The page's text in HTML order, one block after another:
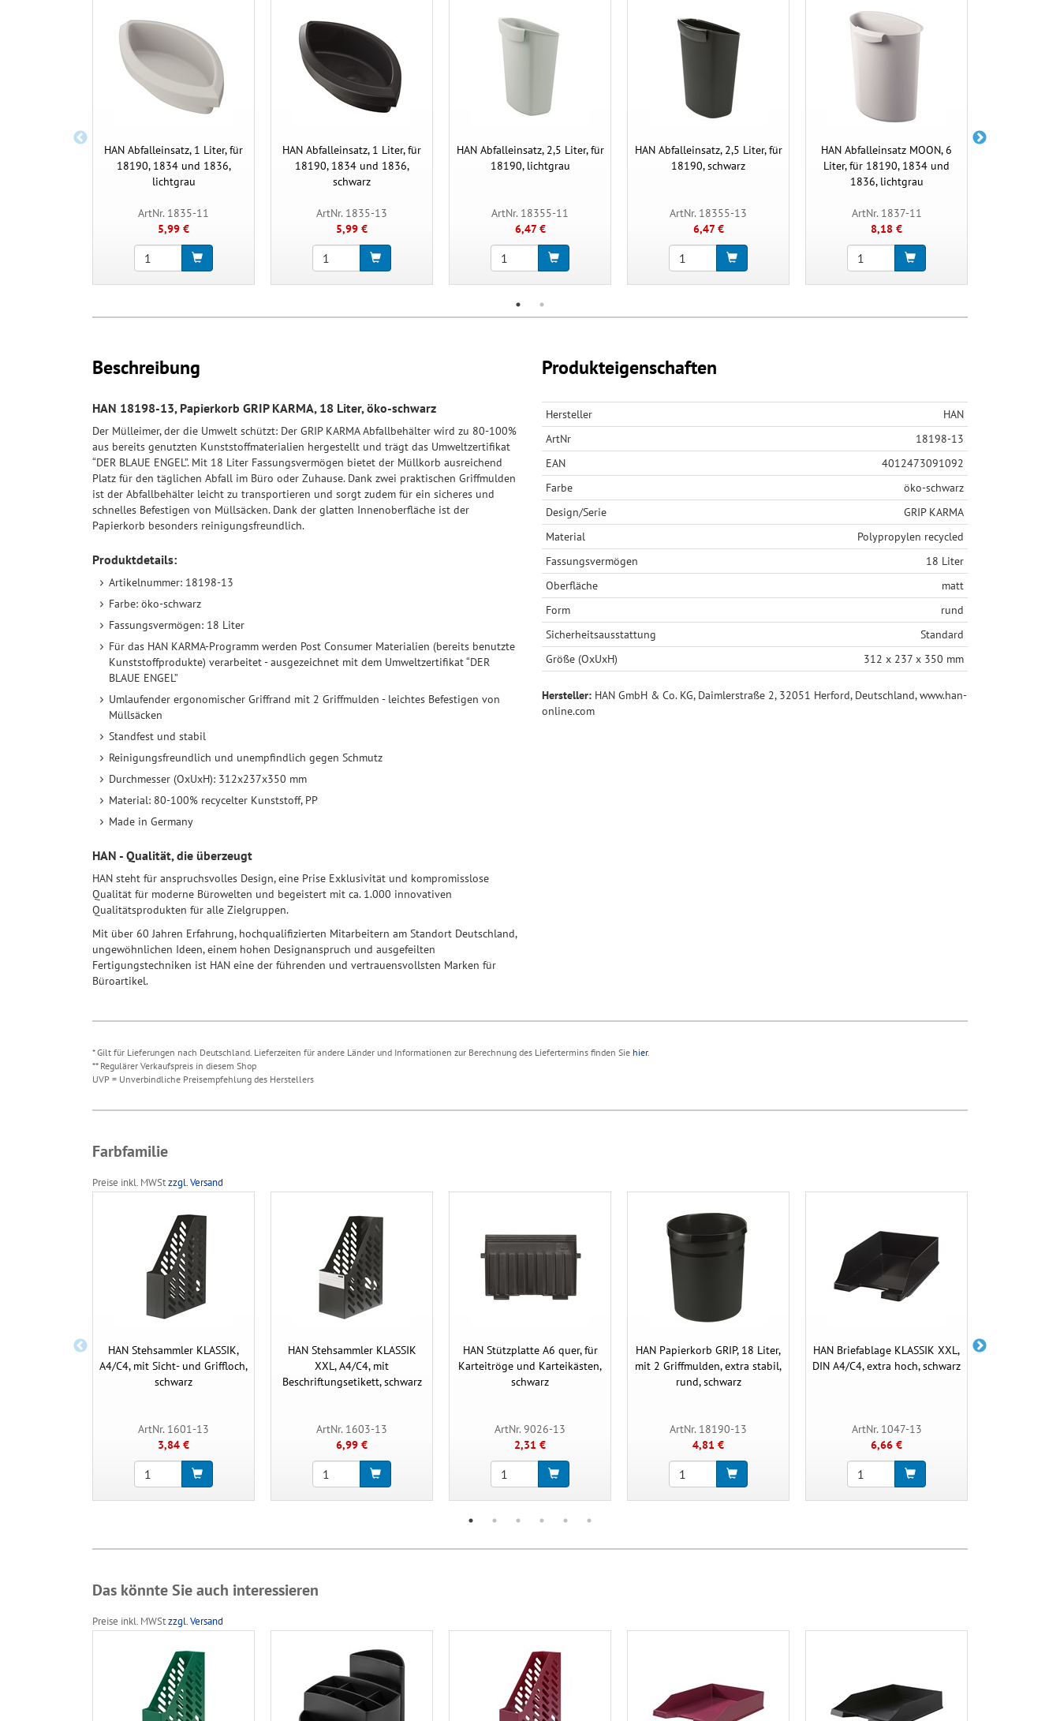
HAN Abfalleinsatz, 1 Liter, für
18190, 1834 und 1836,
lichtgrau
ArtNr. 1835-11
5,99 €
HAN Abfalleinsatz, 1 Liter, für
18190, 1834 und 1836,
schwarz
ArtNr. 1835-13
5,99 €
HAN Abfalleinsatz, 2,5 Liter, für
18190, lichtgrau
ArtNr. 18355-11
6,47 €
HAN Abfalleinsatz, 2,5 Liter, für
18190, schwarz
ArtNr. 18355-13
6,47 €
HAN Abfalleinsatz MOON, 6
Liter, für 18190, 1834 und
1836, lichtgrau
ArtNr. 1837-11
8,18 €
Beschreibung
HAN 18198-13, Papierkorb GRIP KARMA, 18 Liter, öko-schwarz
Der Mülleimer, der die Umwelt schützt: Der GRIP KARMA Abfallbehälter wird zu 80-100%
aus bereits genutzten Kunststoffmaterialien hergestellt und trägt das Umweltzertifikat
“DER BLAUE ENGEL”. Mit 18 Liter Fassungsvermögen bietet der Müllkorb ausreichend
Platz für den täglichen Abfall im Büro oder Zuhause. Dank zwei praktischen Griffmulden
ist der Abfallbehälter leicht zu transportieren und sorgt zudem für ein sicheres und
schnelles Befestigen von Müllsäcken. Dank der glatten Innenoberfläche ist der
Papierkorb besonders reinigungsfreundlich.
Produktdetails:
Artikelnummer: 18198-13
Farbe: öko-schwarz
Fassungsvermögen: 18 Liter
Für das HAN KARMA-Programm werden Post Consumer Materialien (bereits benutzte
Kunststoffprodukte) verarbeitet - ausgezeichnet mit dem Umweltzertifikat “DER
BLAUE ENGEL”
Umlaufender ergonomischer Griffrand mit 2 Griffmulden - leichtes Befestigen von
Müllsäcken
Standfest und stabil
Reinigungsfreundlich und unempfindlich gegen Schmutz
Durchmesser (OxUxH): 312x237x350 mm
Material: 80-100% recycelter Kunststoff, PP
Made in Germany
HAN - Qualität, die überzeugt
HAN steht für anspruchsvolles Design, eine Prise Exklusivität und kompromisslose
Qualität für moderne Bürowelten und begeistert mit ca. 1.000 innovativen
Qualitätsprodukten für alle Zielgruppen.
Mit über 60 Jahren Erfahrung, hochqualifizierten Mitarbeitern am Standort Deutschland,
ungewöhnlichen Ideen, einem hohen Designanspruch und ausgefeilten
Fertigungstechniken ist HAN eine der führenden und vertrauensvollsten Marken für
Büroartikel.
Produkteigenschaften
Hersteller
HAN
ArtNr
18198-13
EAN
4012473091092
Farbe
öko-schwarz
Design/Serie
GRIP KARMA
Material
Polypropylen recycled
Fassungsvermögen
18 Liter
Oberfläche
matt
Form
rund
Sicherheitsausstattung
Standard
Größe (OxUxH)
312 x 237 x 350 mm
Hersteller: HAN GmbH & Co. KG, Daimlerstraße 2, 32051 Herford, Deutschland, www.han-
online.com
* Gilt für Lieferungen nach Deutschland. Lieferzeiten für andere Länder und Informationen zur Berechnung des Liefertermins finden Sie hier.
** Regulärer Verkaufspreis in diesem Shop
UVP = Unverbindliche Preisempfehlung des Herstellers
Farbfamilie
Preise inkl. MWStzzgl. Versand
HAN Stehsammler KLASSIK,
A4/C4, mit Sicht- und Griffloch,
schwarz
ArtNr. 1601-13
3,84 €
HAN Stehsammler KLASSIK
XXL, A4/C4, mit
Beschriftungsetikett, schwarz
ArtNr. 1603-13
6,99 €
HAN Stützplatte A6 quer, für
Karteitröge und Karteikästen,
schwarz
ArtNr. 9026-13
2,31 €
HAN Papierkorb GRIP, 18 Liter,
mit 2 Griffmulden, extra stabil,
rund, schwarz
ArtNr. 18190-13
4,81 €
HAN Briefablage KLASSIK XXL,
DIN A4/C4, extra hoch, schwarz
ArtNr. 1047-13
6,66 €
Das könnte Sie auch interessieren
Preise inkl. MWStzzgl. Versand